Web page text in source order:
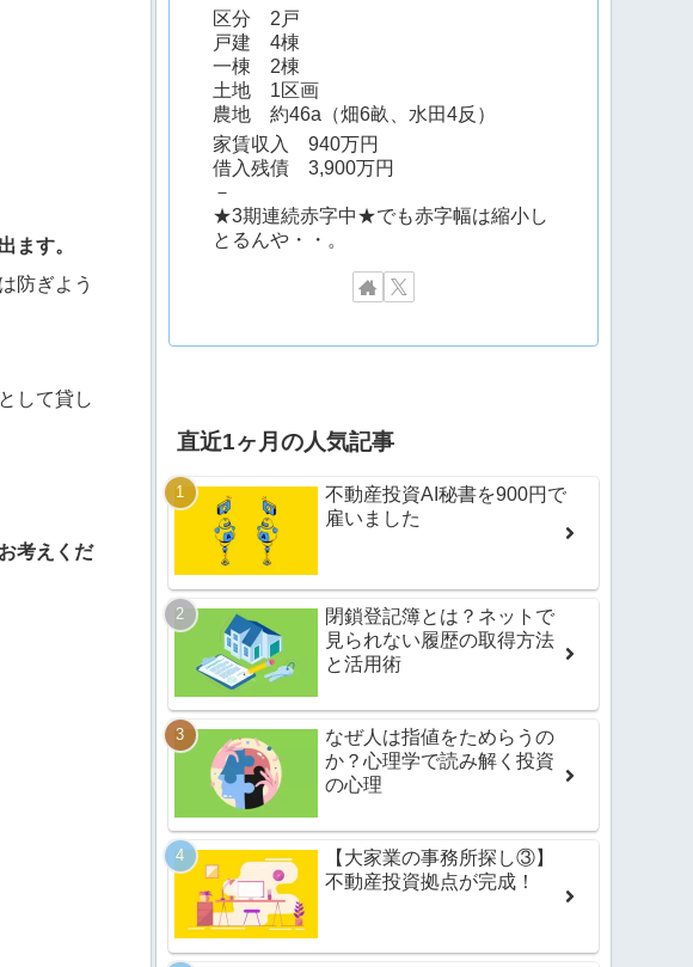
ます。
防ぎよう
して貸し
考えくだ
区分 2戸
戸建 4棟
一棟 2棟
土地 1区画
農地 約46a（畑6畝、水田4反）
家賃収入 940万円
借入残債 3,900万円
－
★3期連続赤字中★でも赤字幅は縮小し
とるんや・・。
直近1ヶ月の人気記事
不動産投資AI秘書を900円で
雇いました
閉鎖登記簿とは？ネットで
見られない履歴の取得方法
と活用術
なぜ人は指値をためらうの
か？心理学で読み解く投資
の心理
【大家業の事務所探し③】
不動産投資拠点が完成！